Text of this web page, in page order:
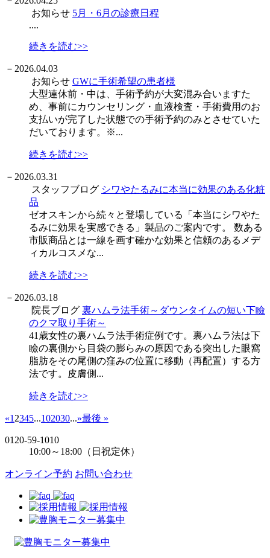
お知らせ 5月・6月の診療日程
....
続きを読む>>
－ 2026.04.03
お知らせ GWに手術希望の患者様
大型連休前・中は、手術予約が大変混み合いますた
め、事前にカウンセリング・血液検査・手術費用のお
支払いが完了した状態での手術予約のみとさせていた
だいております。※...
続きを読む>>
－ 2026.03.31
スタッフブログ シワやたるみに本当に効果のある化粧
品
ゼオスキンから続々と登場している「本当にシワやた
るみに効果を実感できる」製品のご案内です。 数ある
市販商品とは一線を画す確かな効果と信頼のあるメデ
ィカルコスメな...
続きを読む>>
－ 2026.03.18
院長ブログ 裏ハムラ法手術～ダウンタイムの短い下瞼
のクマ取り手術～
41歳女性の裏ハムラ法手術症例です。裏ハムラ法は下
瞼の裏側から目袋の膨らみの原因である突出した眼窩
脂肪をその尾側の窪みの位置に移動（再配置）する方
法です。皮膚側...
続きを読む>>
«1 2345...102030...»最後 »
0120-59-1010
10:00～18:00（日祝定休）
オンライン予約 お問い合わせ